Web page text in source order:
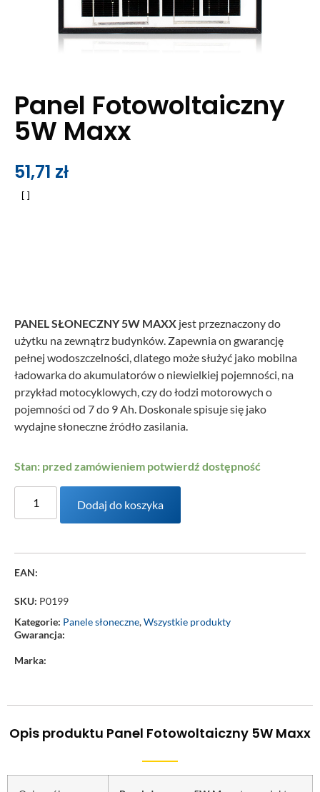
Panel Fotowoltaiczny
5W Maxx
51,71 zł
PANEL SŁONECZNY 5W MAXX jest przeznaczony do
użytku na zewnątrz budynków. Zapewnia on gwarancję
pełnej wodoszczelności, dlatego może służyć jako mobilna
ładowarka do akumulatorów o niewielkiej pojemności, na
przykład motocyklowych, czy do łodzi motorowych o
pojemności od 7 do 9 Ah. Doskonale spisuje się jako
wydajne słoneczne źródło zasilania.
Stan: przed zamówieniem potwierdź dostępność
Dodaj do koszyka
EAN:
SKU: P0199
Kategorie: Panele słoneczne,Wszystkie produkty
Gwarancja:
Marka:
Opis produktu Panel Fotowoltaiczny 5W Maxx